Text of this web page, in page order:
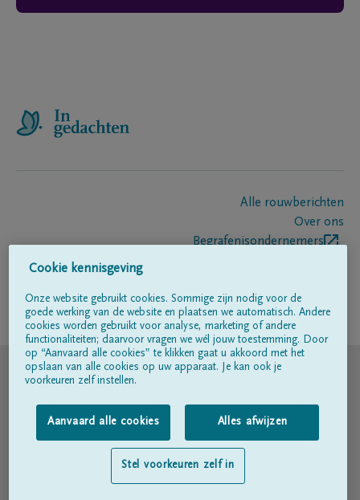
Alle rouwberichten
Over ons
Begrafenisondernemers
Volg ons op
© DELA
Gebruiksvoorwaarden
Privacyverklaring
Toegankelijkheidsverklaring
Cookie kennisgeving
Onze website gebruikt cookies. Sommige zijn nodig voor de
goede werking van de website en plaatsen we automatisch. Andere
cookies worden gebruikt voor analyse, marketing of andere
functionaliteiten; daarvoor vragen we wél jouw toestemming. Door
op “Aanvaard alle cookies” te klikken gaat u akkoord met het
opslaan van alle cookies op uw apparaat. Je kan ook je
voorkeuren zelf instellen.
Aanvaard alle cookies Alles afwijzen
Stel voorkeuren zelf in